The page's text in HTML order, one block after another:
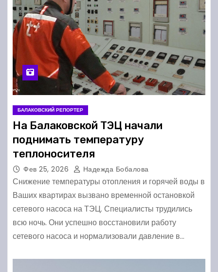
БАЛАКОВСКИЙ РЕПОРТЕР
На Балаковской ТЭЦ начали
поднимать температуру
теплоносителя
Фев 25, 2026 Надежда Бобалова
Снижение температуры отопления и горячей воды в
Ваших квартирах вызвано временной остановкой
сетевого насоса на ТЭЦ. Специалисты трудились
всю ночь. Они успешно восстановили работу
сетевого насоса и нормализовали давление в…